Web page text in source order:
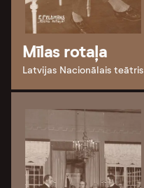
Mīlas rotaļa
Latvijas Nacionālais teātris